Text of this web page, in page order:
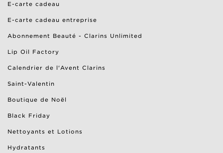
E-carte cadeau
E-carte cadeau entreprise
Abonnement Beauté - Clarins Unlimited
Lip Oil Factory
Calendrier de l'Avent Clarins
Saint-Valentin
Boutique de Noël
Black Friday
Nettoyants et Lotions
Hydratants